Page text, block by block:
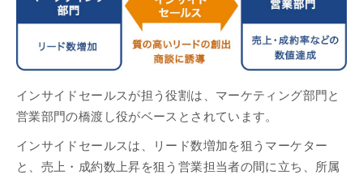
インサイドセールスが担う役割は、マーケティング部門と
営業部門の橋渡し役がベースとされています。
インサイドセールスは、リード数増加を狙うマーケター
と、売上・成約数上昇を狙う営業担当者の間に立ち、所属